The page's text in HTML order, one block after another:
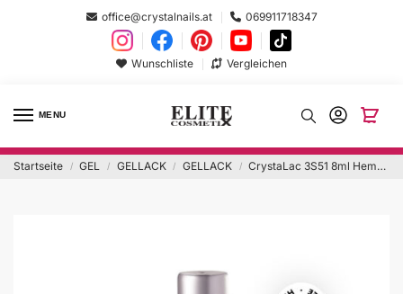
office@crystalnails.at 069911718347
Wunschliste Vergleichen
MENU
Startseite / GEL / GELLACK / GELLACK / CrystaLac 3S51 8ml Hema Free